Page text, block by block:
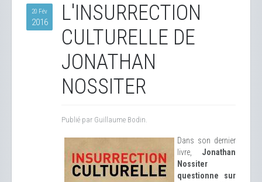
20 Fév
2016
L'INSURRECTION
CULTURELLE DE
JONATHAN
NOSSITER
Publié par Guillaume Bodin.
Dans son dernier
livre, Jonathan
Nossiter
questionne sur